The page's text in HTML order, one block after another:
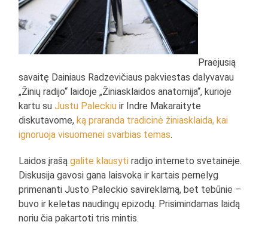
Praėjusią
savaitę Dainiaus Radzevičiaus pakviestas dalyvavau
„Žinių radijo“ laidoje „Žiniasklaidos anatomija“, kurioje
kartu suJustu Paleckiu ir Indre Makaraityte
diskutavome,ką praranda tradicinė žiniasklaida, kai
ignoruoja visuomenei svarbias temas.
Laidos įrašągalite klausyti radijo interneto svetainėje.
Diskusija gavosi gana laisvoka ir kartais pernelyg
primenanti Justo Paleckio savireklamą, bet tebūnie –
buvo ir keletas naudingų epizodų. Prisimindamas laidą
noriu čia pakartoti tris mintis.